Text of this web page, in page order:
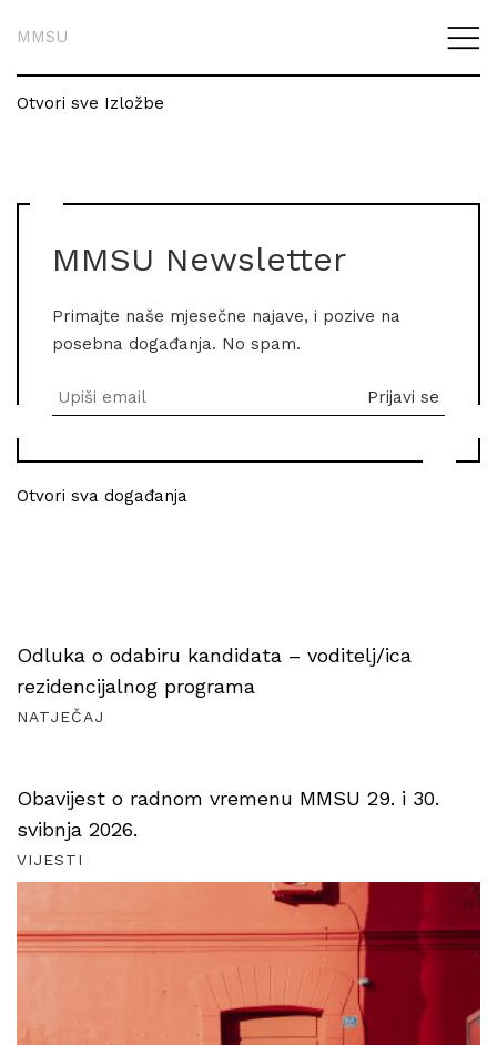
MMSU
Otvori sve Izložbe
MMSU Newsletter
Primajte naše mjesečne najave, i pozive na
posebna događanja. No spam.
Otvori sva događanja
Odluka o odabiru kandidata – voditelj/ica
rezidencijalnog programa
NATJEČAJ
Obavijest o radnom vremenu MMSU 29. i 30.
svibnja 2026.
VIJESTI